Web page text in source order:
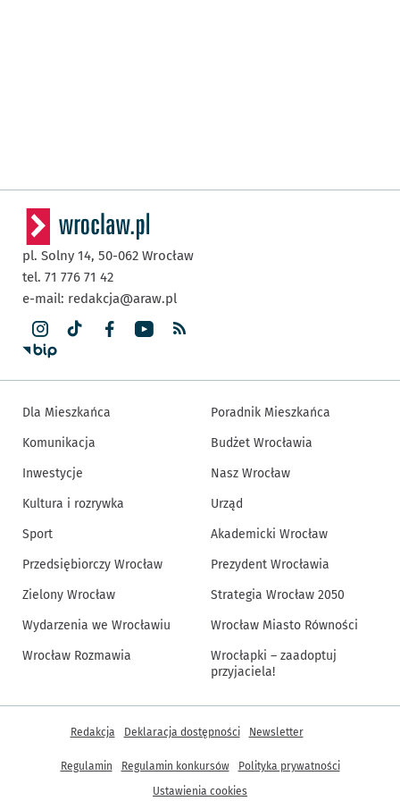
pl. Solny 14, 50-062 Wrocław
tel. 71 776 71 42
e-mail: redakcja@araw.pl
Dla Mieszkańca
Komunikacja
Inwestycje
Kultura i rozrywka
Sport
Przedsiębiorczy Wrocław
Zielony Wrocław
Wydarzenia we Wrocławiu
Wrocław Rozmawia
Poradnik Mieszkańca
Budżet Wrocławia
Nasz Wrocław
Urząd
Akademicki Wrocław
Prezydent Wrocławia
Strategia Wrocław 2050
Wrocław Miasto Równości
Wrocłapki – zaadoptuj
przyjaciela!
Inne informacje
Redakcja Deklaracja dostępności Newsletter
Regulamin Regulamin konkursów
Polityka prywatności
Ustawienia cookies